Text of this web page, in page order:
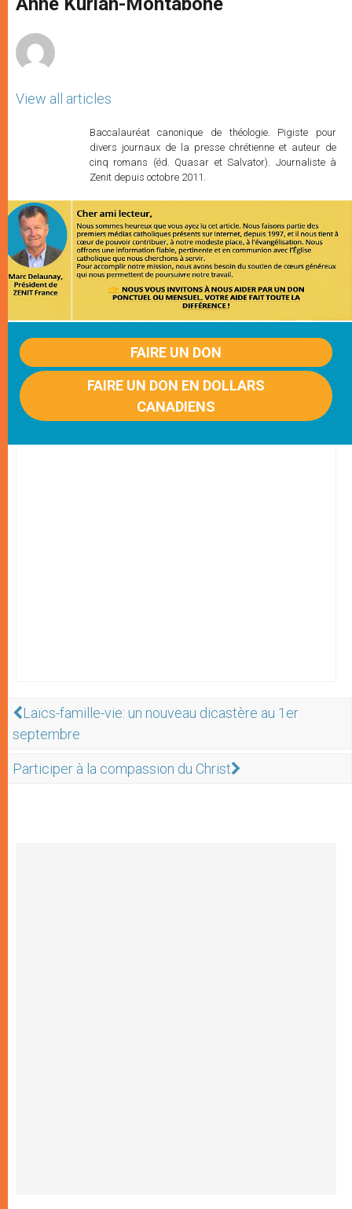
p e k
View all articles
Baccalauréat canonique de théologie. Pigiste pour
divers journaux de la presse chrétienne et auteur de
cinq romans (éd. Quasar et Salvator). Journaliste à
Zenit depuis octobre 2011.
FAIRE UN DON
FAIRE UN DON EN DOLLARS
CANADIENS
Laïcs-famille-vie: un nouveau dicastère au 1er
septembre
Participer à la compassion du Christ